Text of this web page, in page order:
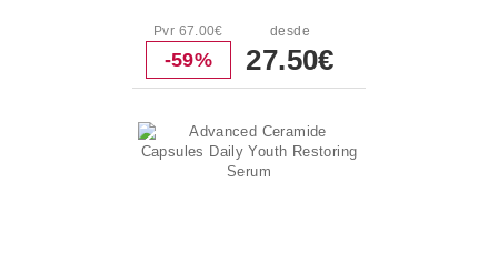
Pvr 67.00€
-59%
desde
27.50€